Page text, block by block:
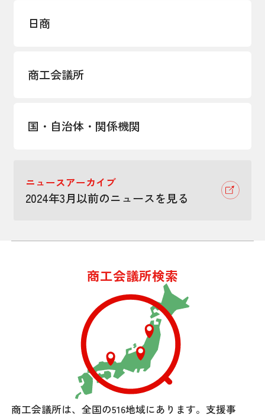
日商
商工会議所
国・自治体・関係機関
ニュースアーカイブ
2024年3月以前のニュースを見る
商工会議所検索
商工会議所は、全国の516地域にあります。 支援事